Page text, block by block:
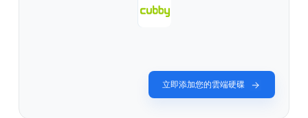
立即添加您的雲端硬碟